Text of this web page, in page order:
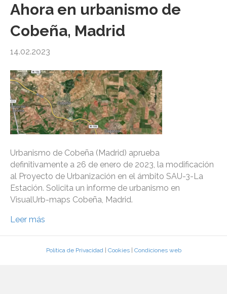
Ahora en urbanismo de
Cobeña, Madrid
14.02.2023
Urbanismo de Cobeña (Madrid) aprueba
definitivamente a 26 de enero de 2023, la modificación
al Proyecto de Urbanización en el ámbito SAU-3-La
Estación. Solicita un informe de urbanismo en
VisualUrb-maps Cobeña, Madrid.
Leer más
Política de Privacidad| Cookies| Condiciones web